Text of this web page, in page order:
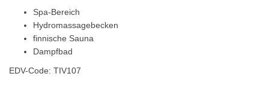
Spa-Bereich
Hydromassagebecken
finnische Sauna
Dampfbad
EDV-Code: TIV107